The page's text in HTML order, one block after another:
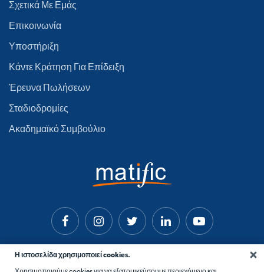
Η ιστοσελίδα χρησιμοποιεί cookies.
Σχετικά Με Εμάς
Επικοινωνία
Υποστήριξη
Κάντε Κράτηση Για Επίδειξη
Έρευνα Πωλήσεων
Σταδιοδρομίες
Ακαδημαϊκό Συμβούλιο